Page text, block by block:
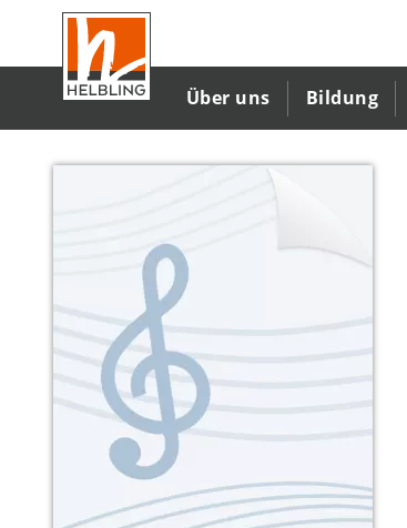
Inhalt
Über uns Bildung